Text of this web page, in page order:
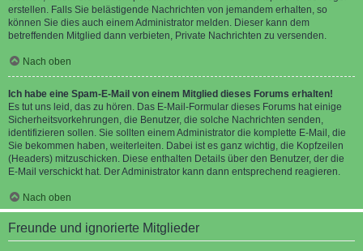
erstellen. Falls Sie belästigende Nachrichten von jemandem erhalten, so
können Sie dies auch einem Administrator melden. Dieser kann dem
betreffenden Mitglied dann verbieten, Private Nachrichten zu versenden.
Nach oben
Ich habe eine Spam-E-Mail von einem Mitglied dieses Forums erhalten!
Es tut uns leid, das zu hören. Das E-Mail-Formular dieses Forums hat einige
Sicherheitsvorkehrungen, die Benutzer, die solche Nachrichten senden,
identifizieren sollen. Sie sollten einem Administrator die komplette E-Mail, die
Sie bekommen haben, weiterleiten. Dabei ist es ganz wichtig, die Kopfzeilen
(Headers) mitzuschicken. Diese enthalten Details über den Benutzer, der die
E-Mail verschickt hat. Der Administrator kann dann entsprechend reagieren.
Nach oben
Freunde und ignorierte Mitglieder